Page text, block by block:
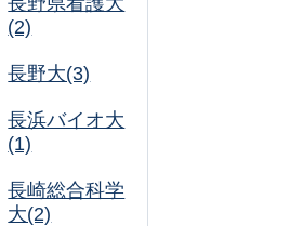
(2)
長野大(3)
長浜バイオ大
(1)
長崎総合科学
大(2)